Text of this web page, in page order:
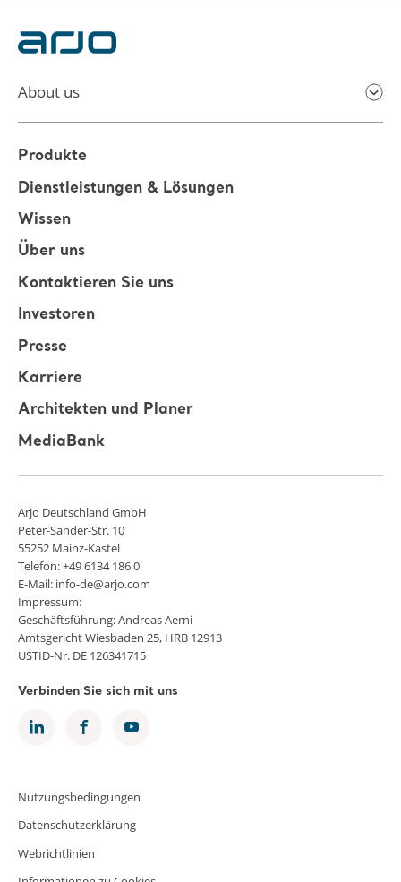
About us
Produkte
Dienstleistungen & Lösungen
Wissen
Über uns
Kontaktieren Sie uns
Investoren
Presse
Karriere
Architekten und Planer
MediaBank
Arjo Deutschland GmbH
Peter-Sander-Str. 10
55252 Mainz-Kastel
Telefon: +49 6134 186 0
E-Mail: info-de@arjo.com
Impressum:
Geschäftsführung: Andreas Aerni
Amtsgericht Wiesbaden 25, HRB 12913
USTID-Nr. DE 126341715
Verbinden Sie sich mit uns
Nutzungsbedingungen
Datenschutzerklärung
Webrichtlinien